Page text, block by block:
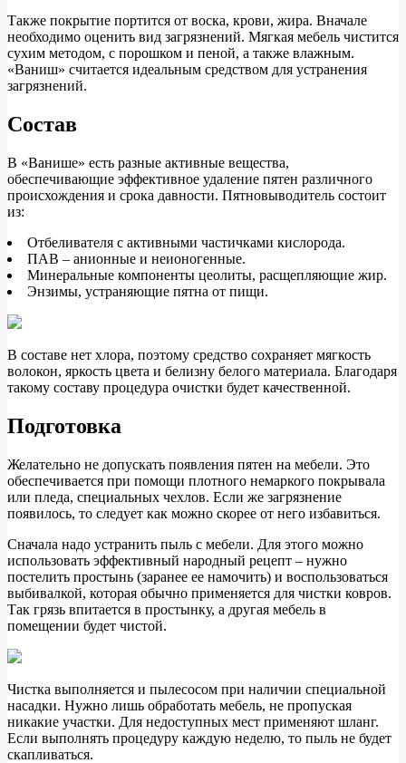
Также покрытие портится от воска, крови, жира. Вначале
необходимо оценить вид загрязнений. Мягкая мебель чистится
сухим методом, с порошком и пеной, а также влажным.
«Ваниш» считается идеальным средством для устранения
загрязнений.
Состав
В «Ванише» есть разные активные вещества,
обеспечивающие эффективное удаление пятен различного
происхождения и срока давности. Пятновыводитель состоит
из:
Отбеливателя с активными частичками кислорода.
ПАВ – анионные и неионогенные.
Минеральные компоненты цеолиты, расщепляющие жир.
Энзимы, устраняющие пятна от пищи.
В составе нет хлора, поэтому средство сохраняет мягкость
волокон, яркость цвета и белизну белого материала. Благодаря
такому составу процедура очистки будет качественной.
Подготовка
Желательно не допускать появления пятен на мебели. Это
обеспечивается при помощи плотного немаркого покрывала
или пледа, специальных чехлов. Если же загрязнение
появилось, то следует как можно скорее от него избавиться.
Сначала надо устранить пыль с мебели. Для этого можно
использовать эффективный народный рецепт – нужно
постелить простынь (заранее ее намочить) и воспользоваться
выбивалкой, которая обычно применяется для чистки ковров.
Так грязь впитается в простынку, а другая мебель в
помещении будет чистой.
Чистка выполняется и пылесосом при наличии специальной
насадки. Нужно лишь обработать мебель, не пропуская
никакие участки. Для недоступных мест применяют шланг.
Если выполнять процедуру каждую неделю, то пыль не будет
скапливаться.